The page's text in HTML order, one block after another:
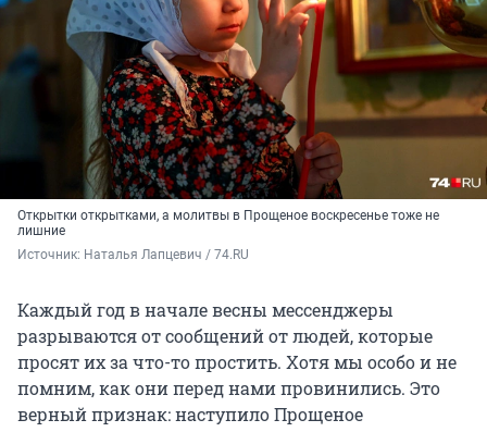
Открытки открытками, а молитвы в Прощеное воскресенье тоже не
лишние
Источник: Наталья Лапцевич / 74.RU
Каждый год в начале весны мессенджеры
разрываются от сообщений от людей, которые
просят их за что-то простить. Хотя мы особо и не
помним, как они перед нами провинились. Это
верный признак: наступило Прощеное